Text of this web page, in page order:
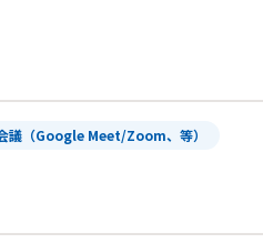
議（Google Meet/Zoom、等）